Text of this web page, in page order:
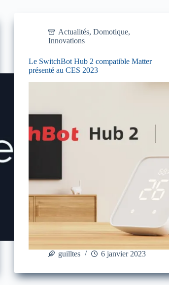
Actualités, Domotique,
Innovations
Le SwitchBot Hub 2 compatible Matter
présenté au CES 2023
guilltes 6 janvier 2023